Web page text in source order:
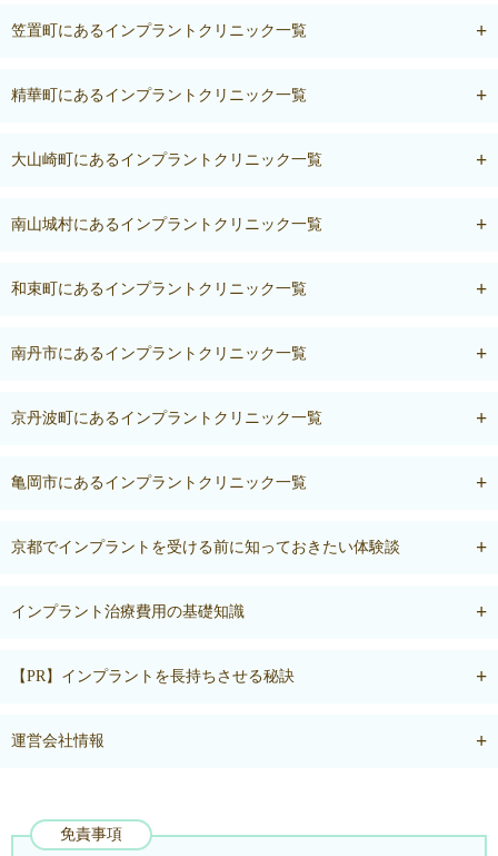
笠置町にあるインプラントクリニック一覧
精華町にあるインプラントクリニック一覧
大山崎町にあるインプラントクリニック一覧
南山城村にあるインプラントクリニック一覧
和束町にあるインプラントクリニック一覧
南丹市にあるインプラントクリニック一覧
京丹波町にあるインプラントクリニック一覧
亀岡市にあるインプラントクリニック一覧
京都でインプラントを受ける前に知っておきたい体験談
インプラント治療費用の基礎知識
【PR】インプラントを長持ちさせる秘訣
運営会社情報
免責事項